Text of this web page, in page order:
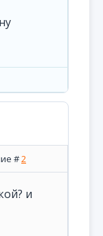
#2
и